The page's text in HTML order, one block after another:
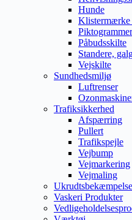
Hunde
Klistermærke
Piktogrammer
Påbudsskilte
Standere,
Vejskilte
Sundhedsmiljø
Luftrenser
Trafiksikkerhed
Afspærring
Pullert
Trafikspejle
Vejbump
Vejmarkering
Vejmaling
Ukrudtsbekæmpelse
Vaskeri Produkter